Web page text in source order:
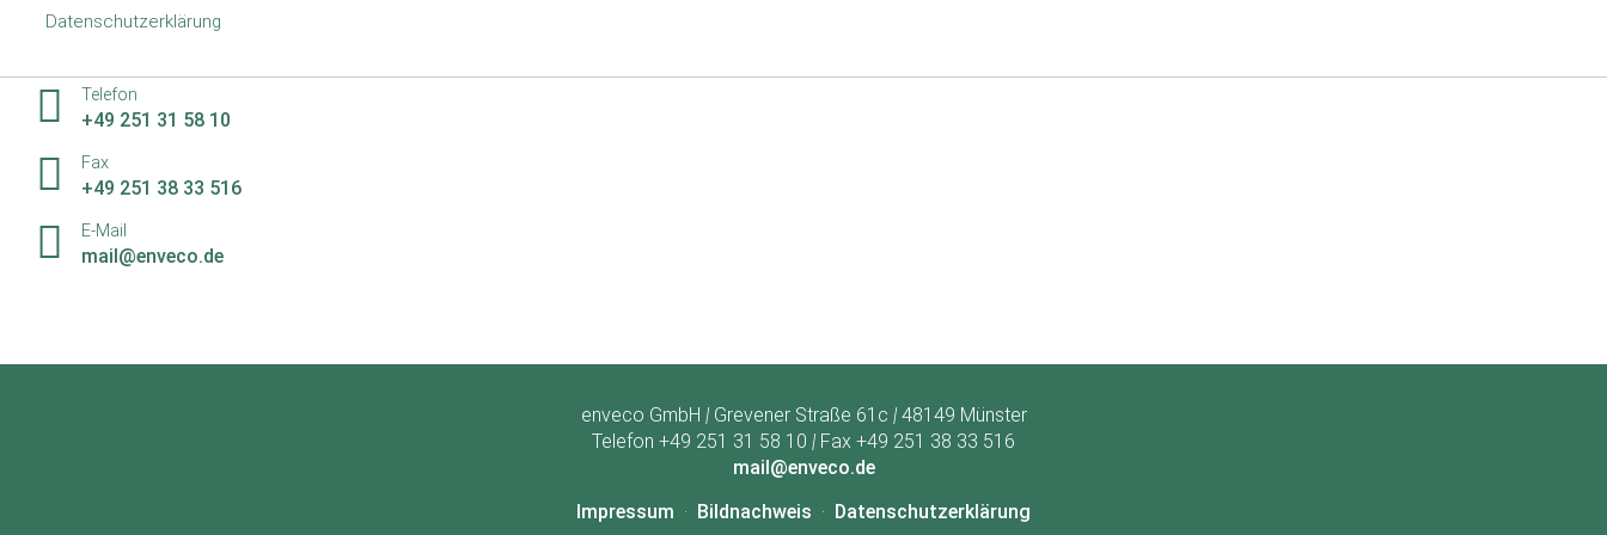
gerne weiter
Telefon
+49 251 31 58 10
Fax
+49 251 38 33 516
E-Mail
mail@enveco.de
enveco GmbH | Grevener Straße 61c | 48149 Münster
Telefon +49 251 31 58 10 | Fax +49 251 38 33 516
mail@enveco.de
Impressum
Bildnachweis Datenschutzerklärung
Datenschutzerklärung